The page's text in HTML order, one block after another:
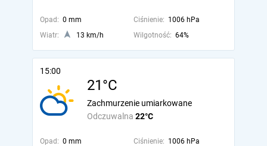
Opad: 0 mm Ciśnienie: 1006 hPa
Wiatr:
13 km/h Wilgotność: 64%
15:00
21°C
Odczuwalna 22°C
Zachmurzenie umiarkowane
Opad: 0 mm Ciśnienie: 1006 hPa